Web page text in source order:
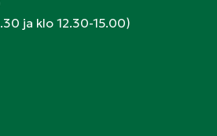
ja klo 12.30-15.00)